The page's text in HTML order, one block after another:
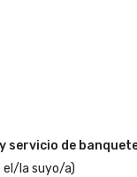
servicio de
el/la suyo/a)